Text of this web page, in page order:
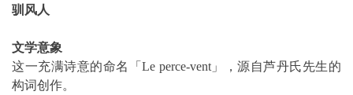
驯风人
文学意象
这一充满诗意的命名「Le perce-vent」，源自芦丹氏先生的
构词创作。